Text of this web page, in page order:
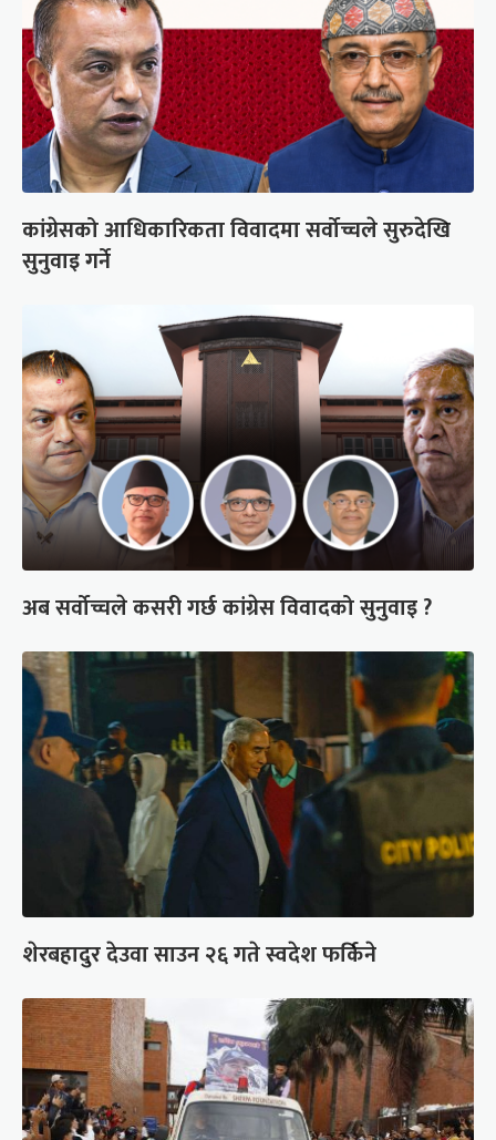
कांग्रेसको आधिकारिकता विवादमा सर्वोच्चले सुरुदेखि
सुनुवाइ गर्ने
अब सर्वोच्चले कसरी गर्छ कांग्रेस विवादको सुनुवाइ ?
शेरबहादुर देउवा साउन २६ गते स्वदेश फर्किने